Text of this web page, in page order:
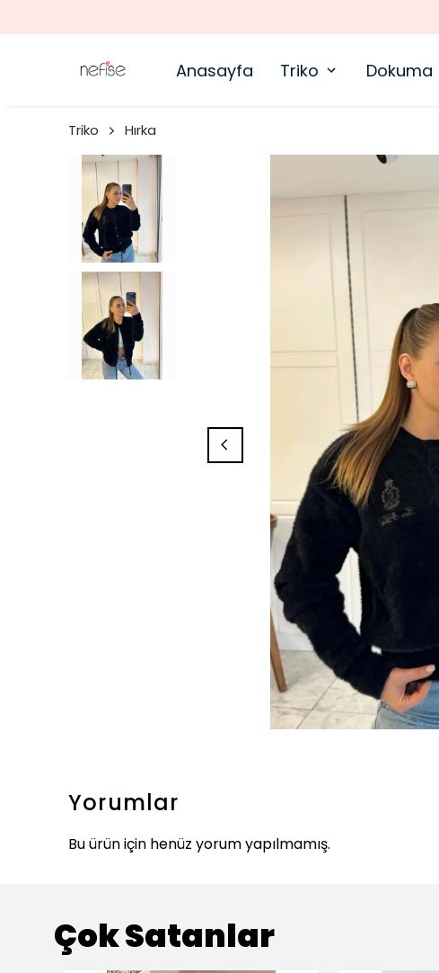
Anasayfa Triko Dokuma
Triko Hırka
Yorumlar
Bu ürün için henüz yorum yapılmamış.
Çok Satanlar